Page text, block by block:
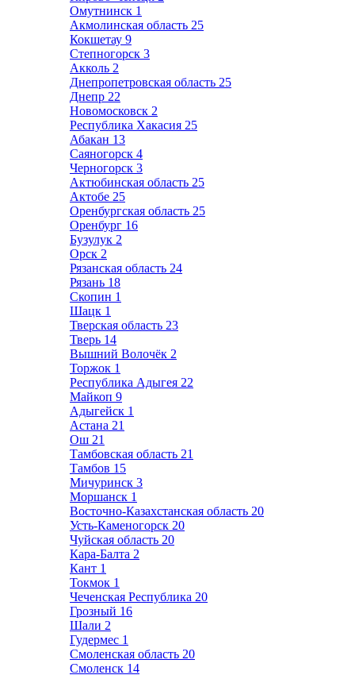
Омутнинск 1
Акмолинская область 25
Кокшетау 9
Степногорск 3
Акколь 2
Днепропетровская область 25
Днепр 22
Новомосковск 2
Республика Хакасия 25
Абакан 13
Саяногорск 4
Черногорск 3
Актюбинская область 25
Актобе 25
Оренбургская область 25
Оренбург 16
Бузулук 2
Орск 2
Рязанская область 24
Рязань 18
Скопин 1
Шацк 1
Тверская область 23
Тверь 14
Вышний Волочёк 2
Торжок 1
Республика Адыгея 22
Майкоп 9
Адыгейск 1
Астана 21
Ош 21
Тамбовская область 21
Тамбов 15
Мичуринск 3
Моршанск 1
Восточно-Казахстанская область 20
Усть-Каменогорск 20
Чуйская область 20
Кара-Балта 2
Кант 1
Токмок 1
Чеченская Республика 20
Грозный 16
Шали 2
Гудермес 1
Смоленская область 20
Смоленск 14